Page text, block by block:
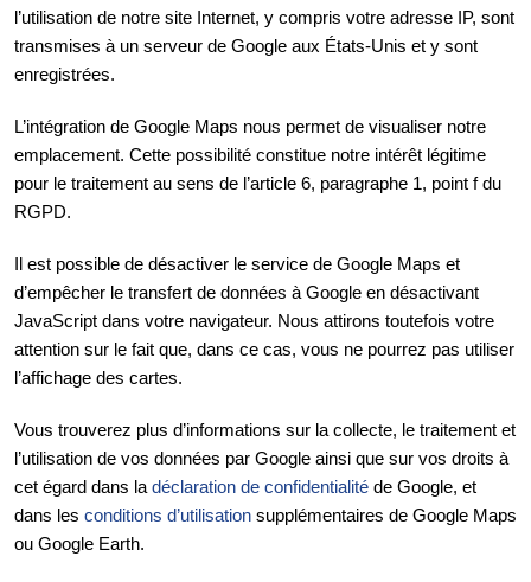
l’utilisation de notre site Internet, y compris votre adresse IP, sont
transmises à un serveur de Google aux États-Unis et y sont
enregistrées.
L’intégration de Google Maps nous permet de visualiser notre
emplacement. Cette possibilité constitue notre intérêt légitime
pour le traitement au sens de l’article 6, paragraphe 1, point f du
RGPD.
Il est possible de désactiver le service de Google Maps et
d’empêcher le transfert de données à Google en désactivant
JavaScript dans votre navigateur. Nous attirons toutefois votre
attention sur le fait que, dans ce cas, vous ne pourrez pas utiliser
l’affichage des cartes.
Vous trouverez plus d’informations sur la collecte, le traitement et
l’utilisation de vos données par Google ainsi que sur vos droits à
cet égard dans la déclaration de confidentialité de Google, et
dans les conditions d’utilisation supplémentaires de Google Maps
ou Google Earth.